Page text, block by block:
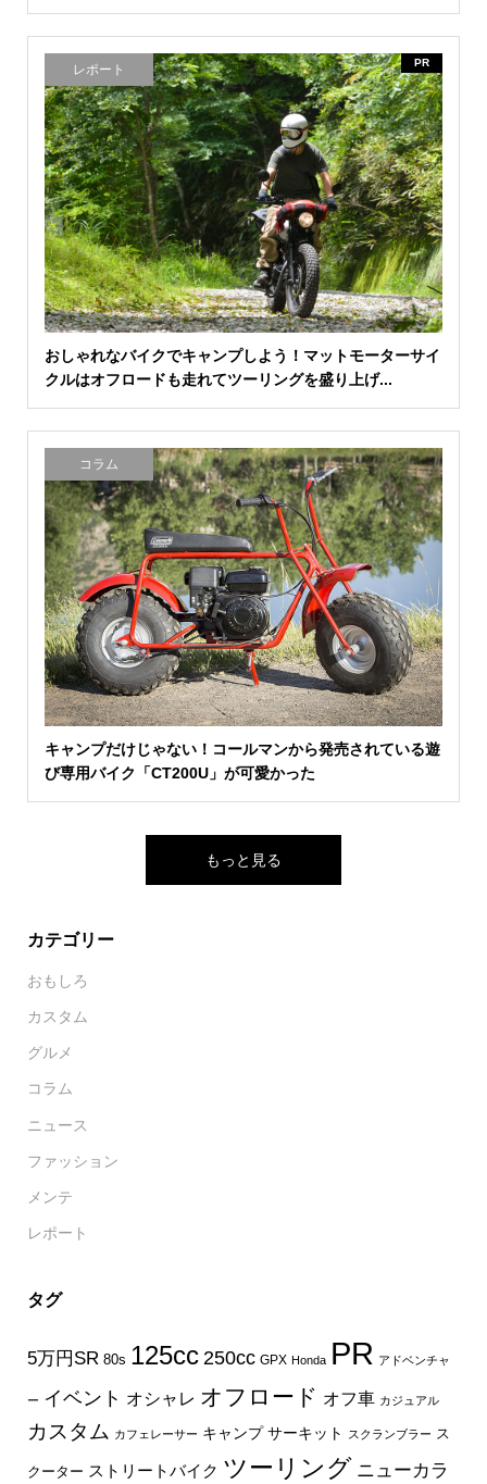
レポート PR
おしゃれなバイクでキャンプしよう！マットモーターサイ
クルはオフロードも走れてツーリングを盛り上げ...
コラム
キャンプだけじゃない！コールマンから発売されている遊
び専用バイク「CT200U」が可愛かった
もっと見る
カテゴリー
おもしろ
カスタム
グルメ
コラム
ニュース
ファッション
メンテ
レポート
タグ
5万円SR 80s 125cc 250cc GPX Honda PR アドベンチャ
ー イベント オシャレ オフロード オフ車 カジュアル
カスタム カフェレーサー キャンプ サーキット スクランブラー ス
クーター ストリートバイク ツーリング ニューカラ